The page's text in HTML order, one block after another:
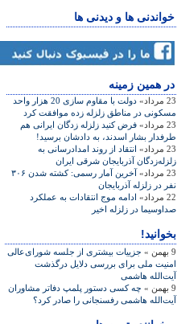
خواندنی ها و دیدنی ها
در همين زمينه
23 مرداد»
دولت با مقاوم سازی 20 هزار واحد
مسكونی در مناطق زلزله زده موافقت كرد
23 مرداد»
فرض کنید زلزله زدگان ایرانی هم
طرفدار بشار اسدند، به دادشان برسید!
23 مرداد»
انتقاد از روند امدادرسانی به
زلزله‌زدگان آذربایجان شرقی ایران
23 مرداد»
آخرین آمار رسمی: کشته‌ شدن ۳۰۶
نفر در زلزله آذربایجان
22 مرداد»
ادامه موج انتقادات به عملكرد
صداوسيما در زلزله اخير
بخوانید!
9 بهمن »
جزییات بیشتری از جلسه شورای‌عالی
امنیت ملی برای بررسی دلایل درگذشت
آیت‌الله هاشمی
9 بهمن »
چه کسی دستور پلمپ دفاتر مشاوران
آیت‌الله هاشمی رفسنجانی را صادر کرد؟